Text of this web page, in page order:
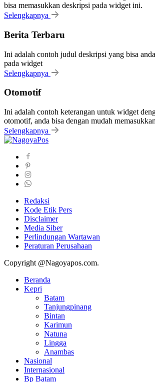
bisa memasukkan deskripsi pada widget ini.
Selengkapnya
Berita Terbaru
Ini adalah contoh judul deskripsi yang bisa
pada widget
Selengkapnya
Otomotif
Ini adalah contoh keterangan untuk widget
otomotif, anda bisa dengan mudah
Selengkapnya
Redaksi
Kode Etik Pers
Disclaimer
Media Siber
Perlindungan Wartawan
Peraturan Perusahaan
Copyright @Nagoyapos.com.
Beranda
Kepri
Batam
Tanjungpinang
Bintan
Karimun
Natuna
Lingga
Anambas
Nasional
Internasional
Bp Batam